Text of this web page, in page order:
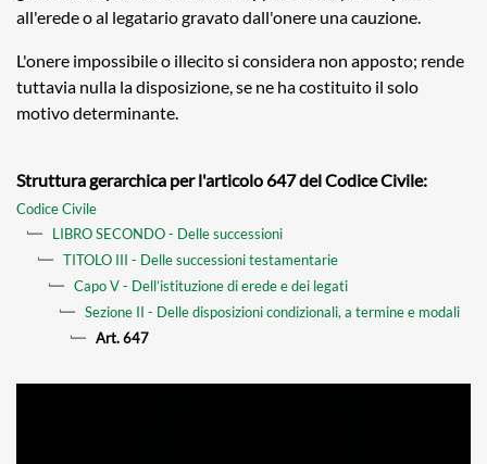
all'erede o al legatario gravato dall'onere una cauzione.
L'onere impossibile o illecito si considera non apposto; rende
tuttavia nulla la disposizione, se ne ha costituito il solo
motivo determinante.
Struttura gerarchica per l'articolo 647 del Codice Civile:
Codice Civile
LIBRO SECONDO - Delle successioni
TITOLO III - Delle successioni testamentarie
Capo V - Dell’istituzione di erede e dei legati
Sezione II - Delle disposizioni condizionali, a termine e modali
Art. 647